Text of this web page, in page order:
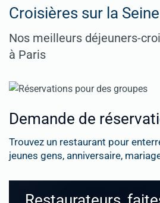
Croisières sur la Seine
Nos meilleurs déjeuners-
à Paris
Demande de
Trouvez un restaurant pour
jeunes gens, anniversaire,